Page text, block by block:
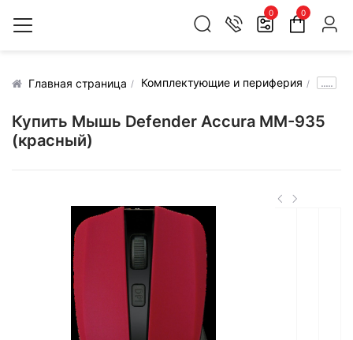
0 0
Главная страница Комплектующие и периферия .....
Купить Мышь Defender Accura MM-935
(красный)